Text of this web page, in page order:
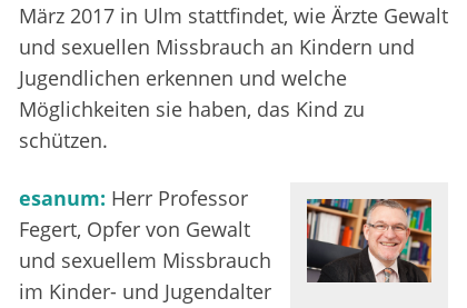
März 2017 in Ulm stattfindet, wie Ärzte Gewalt
und sexuellen Missbrauch an Kindern und
Jugendlichen erkennen und welche
Möglichkeiten sie haben, das Kind zu
schützen.
esanum: Herr Professor
Fegert, Opfer von Gewalt
und sexuellem Missbrauch
im Kinder- und Jugendalter